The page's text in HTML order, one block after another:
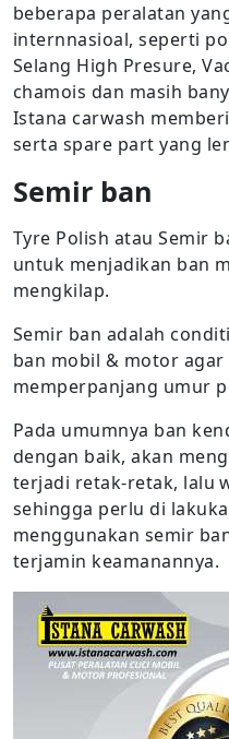
beberapa peralatan
internnasioal, seperti
Selang High Presure,
chamois dan masih
Istana carwash
serta spare part yang
Semir ban
Tyre Polish atau Semir
untuk menjadikan ban
mengkilap.
Semir ban adalah
ban mobil & motor
memperpanjang umur
Pada umumnya ban
dengan baik, akan
terjadi retak-retak, lalu
sehingga perlu di
menggunakan semir
terjamin keamanannya.